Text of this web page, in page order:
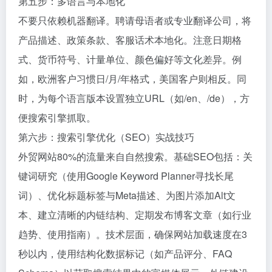
不要只依赖机器翻译。聘请母语者或专业翻译公司，将
产品描述、政策条款、客服话术本地化。注意日期格
式、货币符号、计量单位、颜色偏好等文化差异。例
如，欧洲客户习惯日/月/年格式，美国客户则相反。同
时，为每个语言版本设置独立URL（如/en、/de），方
便搜索引擎抓取。
第六步：搜索引擎优化（SEO）实战技巧
外贸网站80%的流量来自自然搜索。基础SEO包括：关
键词研究（使用Google Keyword Planner寻找长尾
词）、优化标题标签与Meta描述、为图片添加Alt文
本、建立清晰的内链结构、定期发布博客文章（如行业
趋势、使用指南）。技术层面，确保网站加载速度在3
秒以内，使用结构化数据标记（如产品评分、FAQ